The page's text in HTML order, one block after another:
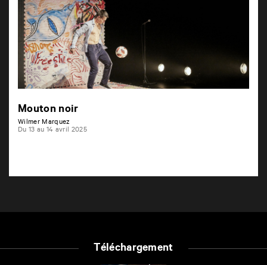
Mouton noir
Wilmer Marquez
Du 13 au 14 avril 2025
Téléchargement